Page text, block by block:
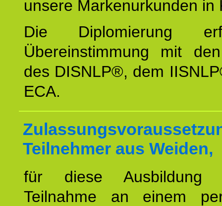
unsere Markenurkunden in
Die Diplomierung
Übereinstimmung mit
des DISNLP®, dem
ECA.
Teilnehmer aus Weiden,
für diese
Teilnahme an einem